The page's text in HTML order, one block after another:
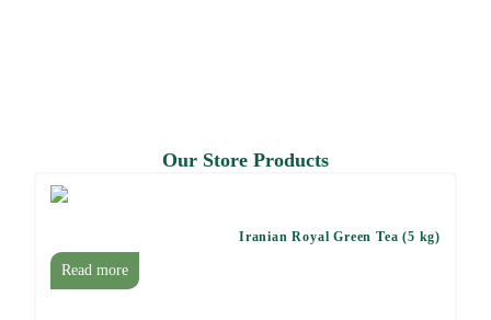
Our Store Products
Iranian Royal Green Tea (5 kg)
Read more